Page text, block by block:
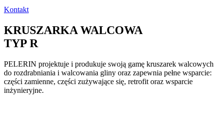
Kontakt
KRUSZARKA WALCOWA
TYP R
PELERIN projektuje i produkuje swoją gamę kruszarek walcowych
do rozdrabniania i walcowania gliny oraz zapewnia pełne wsparcie:
części zamienne, części zużywające się, retrofit oraz wsparcie
inżynieryjne.